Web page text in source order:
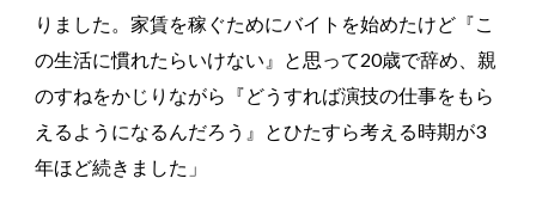
りました。家賃を稼ぐためにバイトを始めたけど『こ
の生活に慣れたらいけない』と思って20歳で辞め、親
のすねをかじりながら『どうすれば演技の仕事をもら
えるようになるんだろう』とひたすら考える時期が3
年ほど続きました」